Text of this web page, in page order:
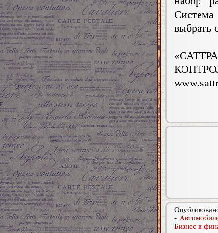
выбрать
-
Бизнес и